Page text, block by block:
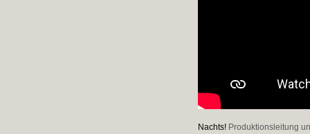
Nachts! Produktionsleitung